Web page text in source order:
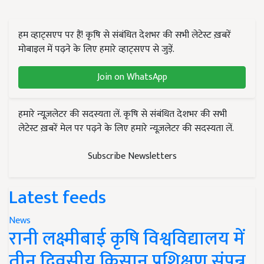
हम व्हाट्सएप पर हैं! कृषि से संबंधित देशभर की सभी लेटेस्ट ख़बरें
मोबाइल में पढ़ने के लिए हमारे व्हाट्सएप से जुड़ें.
Join on WhatsApp
हमारे न्यूज़लेटर की सदस्यता लें. कृषि से संबंधित देशभर की सभी
लेटेस्ट ख़बरें मेल पर पढ़ने के लिए हमारे न्यूज़लेटर की सदस्यता लें.
Subscribe Newsletters
Latest feeds
News
रानी लक्ष्मीबाई कृषि विश्वविद्यालय में